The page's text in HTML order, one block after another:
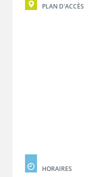
PLAN D'ACCÈS
HORAIRES